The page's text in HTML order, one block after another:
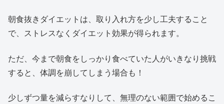
朝食抜きダイエットは、取り入れ方を少し工夫すること
で、ストレスなくダイエット効果が得られます。
ただ、今まで朝食をしっかり食べていた人がいきなり挑戦
すると、体調を崩してしまう場合も！
少しずつ量を減らすなりして、無理のない範囲で始めるこ